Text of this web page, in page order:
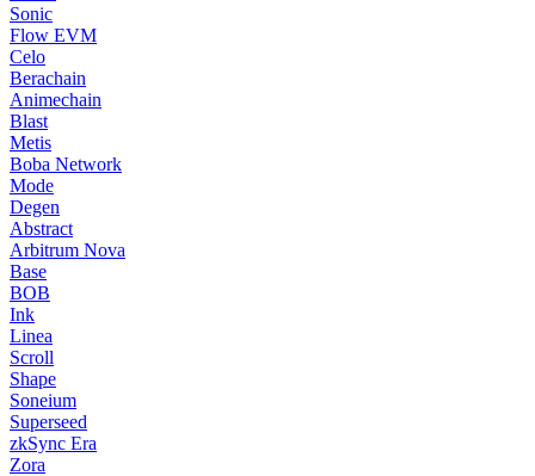
Sonic
Flow EVM
Celo
Berachain
Animechain
Blast
Metis
Boba Network
Mode
Degen
Abstract
Arbitrum Nova
Base
BOB
Ink
Linea
Scroll
Shape
Soneium
Superseed
zkSync Era
Zora